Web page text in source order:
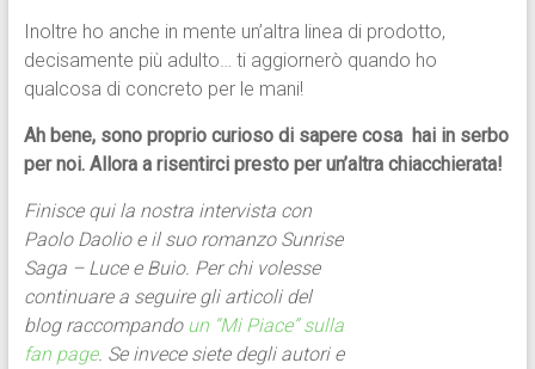
Inoltre ho anche in mente un’altra linea di prodotto,
decisamente più adulto… ti aggiornerò quando ho
qualcosa di concreto per le mani!
Ah bene, sono proprio curioso di sapere cosa hai in serbo
per noi. Allora a risentirci presto per un’altra chiacchierata!
Finisce qui la nostra intervista con
Paolo Daolio e il suo romanzo Sunrise
Saga – Luce e Buio. Per chi volesse
continuare a seguire gli articoli del
blog raccompando un “Mi Piace” sulla
fan page. Se invece siete degli autori e